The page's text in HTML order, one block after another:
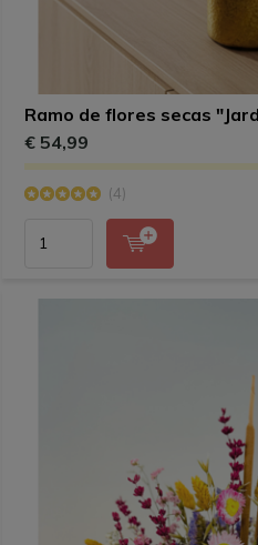
Ramo de flores secas
€ 54,99
(4)